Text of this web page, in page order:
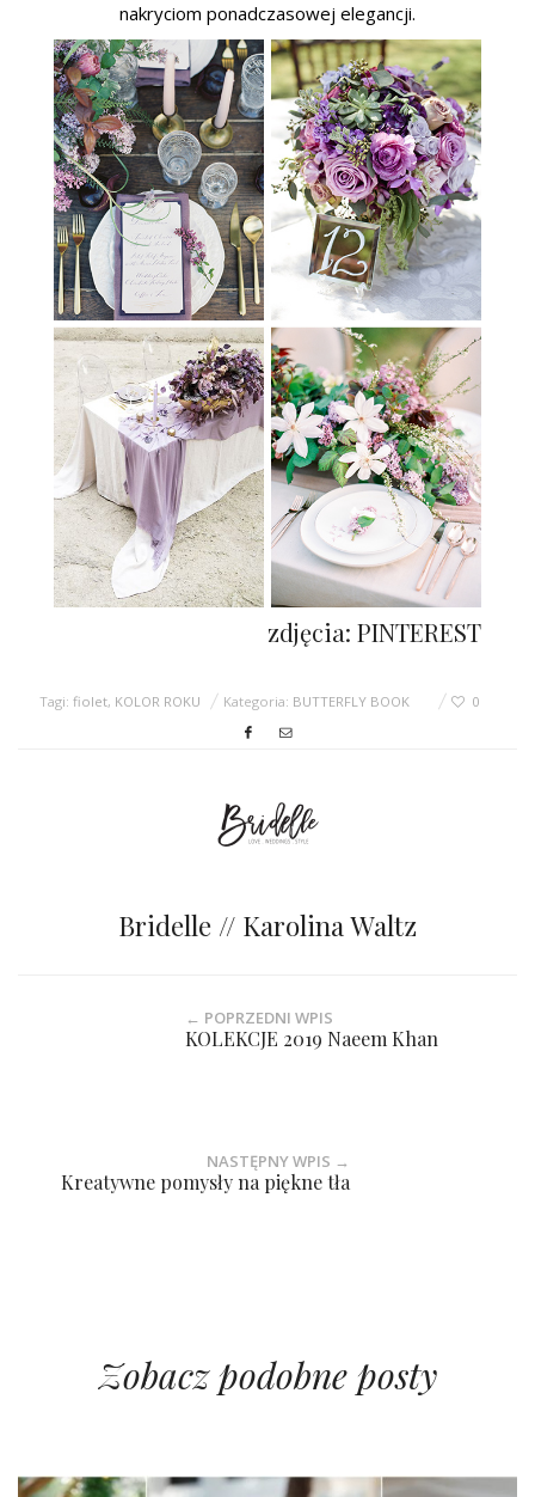
nakryciom ponadczasowej elegancji.
zdjęcia: PINTEREST
Tagi:fiolet, KOLOR ROKU Kategoria: BUTTERFLY BOOK 0
Bridelle // Karolina Waltz
← POPRZEDNI WPIS
KOLEKCJE 2019 Naeem Khan
NASTĘPNY WPIS →
Kreatywne pomysły na piękne tła
Zobacz podobne posty